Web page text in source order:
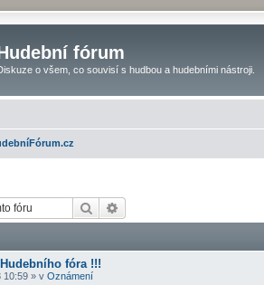
fórum
o všem, co souvisí s hudbou a hudebními nástroji.
Hledat
fóra !!!
10:59 » v Oznámení